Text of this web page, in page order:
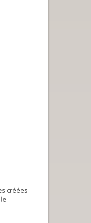
créées